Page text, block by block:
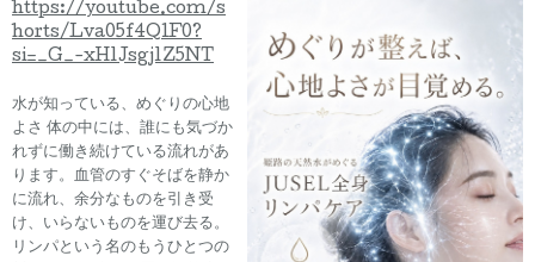
https://youtube.com/s
horts/Lva05f4QlF0?
si=_G_-xH1Jsgj1Z5NT
水が知っている、めぐりの心地
よさ 体の中には、誰にも気づか
れずに働き続けている流れがあ
ります。血管のすぐそばを静か
に流れ、余分なものを引き受
け、いらないものを運び去る。
リンパという名のもうひとつの